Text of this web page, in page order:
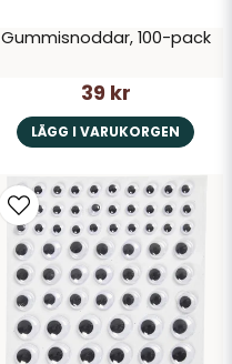
Gummisnoddar, 100-pack
39 kr
LÄGG I VARUKORGEN